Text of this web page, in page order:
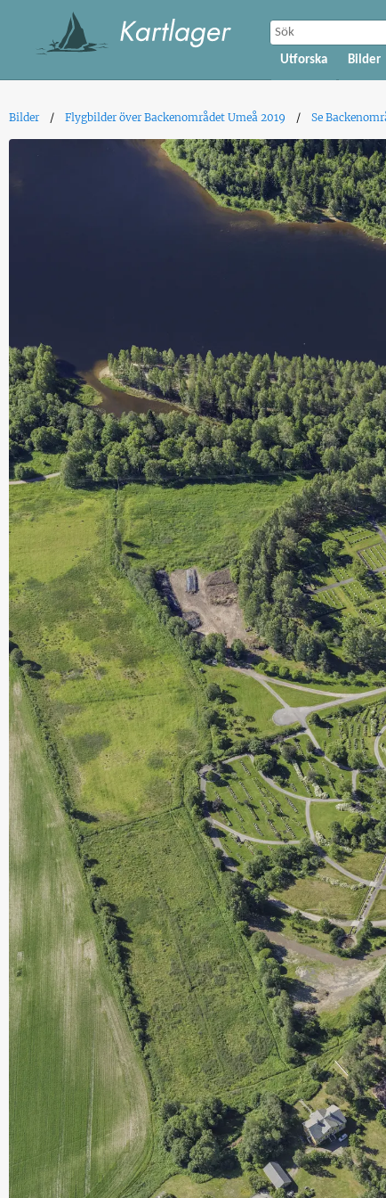
Utforska Bilder
Bilder Flygbilder över Backenområdet Umeå 2019 Se